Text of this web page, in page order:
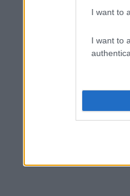
I want to
I want to